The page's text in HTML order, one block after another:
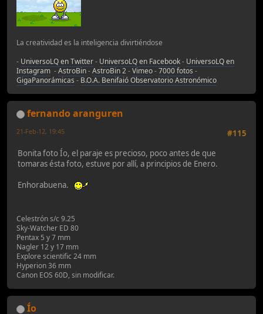
La creatividad es la inteligencia divirtiéndose
- UniversoLQ en Twitter- UniversoLQ en Facebook- UniversoLQ en
Instagram -AstroBin-AstroBin 2-Vimeo-7000 fotos -
GigaPanorámicas - B.O.A. Benifaió Observatorio Astronómico
fernando aranguren
#115
21-Feb-12, 19:45
Bonita foto Ío, el paraje es precioso, poco antes de que
tomaras ésta foto, estuve por allí, a principios de Enero.
Enhorabuena.
Celestrón s/c 9.25
Sky-Watcher ED 80
Pentax 5 y 7 mm
Nagler 12 y 17 mm
Explore scientific 24 mm
Hyperion 36 mm
Canon EOS 60D, sin modificar.
Ío